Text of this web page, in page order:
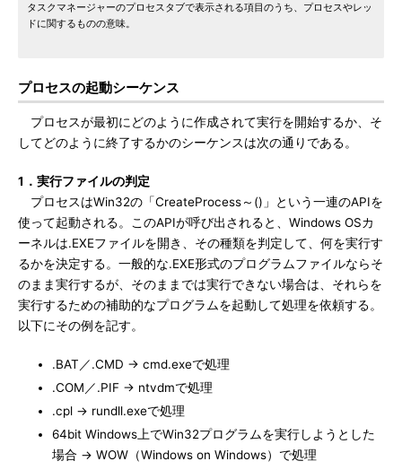
タスクマネージャーのプロセスタブで表示される項目のうち、プロセスやレッ
ドに関するものの意味。
プロセスの起動シーケンス
プロセスが最初にどのように作成されて実行を開始するか、そ
してどのように終了するかのシーケンスは次の通りである。
1．実行ファイルの判定
プロセスはWin32の「CreateProcess～()」という一連のAPIを
使って起動される。このAPIが呼び出されると、Windows OSカ
ーネルは.EXEファイルを開き、その種類を判定して、何を実行す
るかを決定する。一般的な.EXE形式のプログラムファイルならそ
のまま実行するが、そのままでは実行できない場合は、それらを
実行するための補助的なプログラムを起動して処理を依頼する。
以下にその例を記す。
.BAT／.CMD → cmd.exeで処理
.COM／.PIF → ntvdmで処理
.cpl → rundll.exeで処理
64bit Windows上でWin32プログラムを実行しようとした
場合 → WOW（Windows on Windows）で処理